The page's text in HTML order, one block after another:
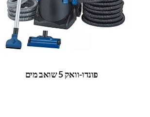
פונדו-וואק 5 שואב מים